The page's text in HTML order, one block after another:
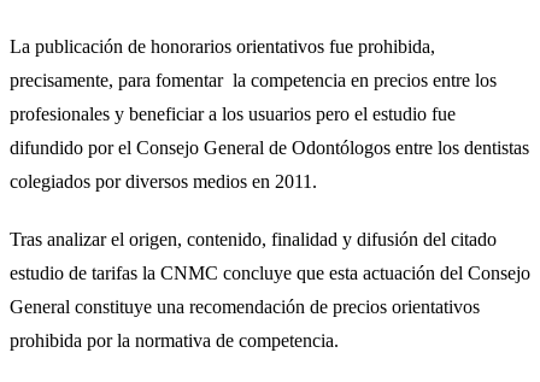
La publicación de honorarios orientativos fue prohibida,
precisamente, para fomentar la competencia en precios entre los
profesionales y beneficiar a los usuarios pero el estudio fue
difundido por el Consejo General de Odontólogos entre los dentistas
colegiados por diversos medios en 2011.
Tras analizar el origen, contenido, finalidad y difusión del citado
estudio de tarifas la CNMC concluye que esta actuación del Consejo
General constituye una recomendación de precios orientativos
prohibida por la normativa de competencia.